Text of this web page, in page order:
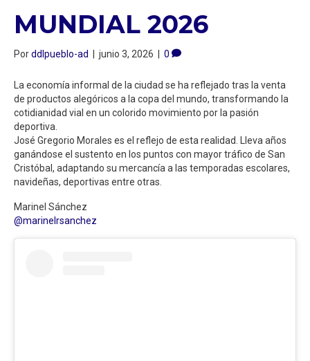
MUNDIAL 2026
Porddlpueblo-ad junio 3, 2026 0
La economía informal de la ciudad se ha reflejado tras la venta
de productos alegóricos a la copa del mundo, transformando la
cotidianidad vial en un colorido movimiento por la pasión
deportiva.
José Gregorio Morales es el reflejo de esta realidad. Lleva años
ganándose el sustento en los puntos con mayor tráfico de San
Cristóbal, adaptando su mercancía a las temporadas escolares,
navideñas, deportivas entre otras.
Marinel Sánchez
@marinelrsanchez